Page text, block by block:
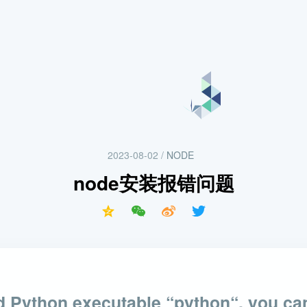
2023-08-02 / NODE
node安装报错问题
Python executable “python“, you